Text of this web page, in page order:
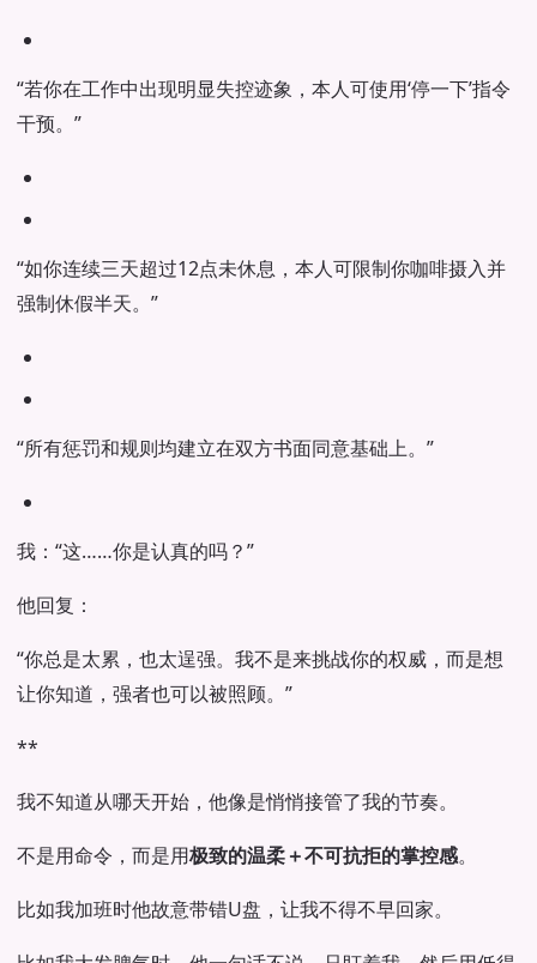
“若你在工作中出现明显失控迹象，本人可使用‘停一下’指令
干预。”
“如你连续三天超过12点未休息，本人可限制你咖啡摄入并
强制休假半天。”
“所有惩罚和规则均建立在双方书面同意基础上。”
我：“这……你是认真的吗？”
他回复：
“你总是太累，也太逞强。我不是来挑战你的权威，而是想
让你知道，强者也可以被照顾。”
**
我不知道从哪天开始，他像是悄悄接管了我的节奏。
不是用命令，而是用极致的温柔＋不可抗拒的掌控感。
比如我加班时他故意带错U盘，让我不得不早回家。